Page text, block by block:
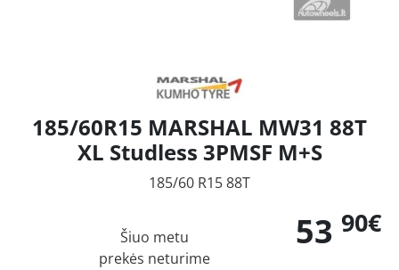
185/60R15 MARSHAL MW31 88T
XL Studless 3PMSF M+S
185/60 R15 88T
53 90€
Šiuo metu
prekės neturime